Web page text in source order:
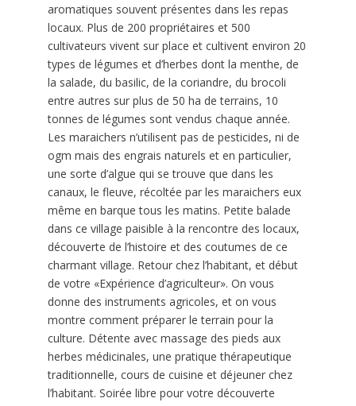
aromatiques souvent présentes dans les repas
locaux. Plus de 200 propriétaires et 500
cultivateurs vivent sur place et cultivent environ 20
types de légumes et d’herbes dont la menthe, de
la salade, du basilic, de la coriandre, du brocoli
entre autres sur plus de 50 ha de terrains, 10
tonnes de légumes sont vendus chaque année.
Les maraichers n’utilisent pas de pesticides, ni de
ogm mais des engrais naturels et en particulier,
une sorte d’algue qui se trouve que dans les
canaux, le fleuve, récoltée par les maraichers eux
même en barque tous les matins. Petite balade
dans ce village paisible à la rencontre des locaux,
découverte de l’histoire et des coutumes de ce
charmant village. Retour chez l’habitant, et début
de votre «Expérience d’agriculteur». On vous
donne des instruments agricoles, et on vous
montre comment préparer le terrain pour la
culture. Détente avec massage des pieds aux
herbes médicinales, une pratique thérapeutique
traditionnelle, cours de cuisine et déjeuner chez
l’habitant. Soirée libre pour votre découverte